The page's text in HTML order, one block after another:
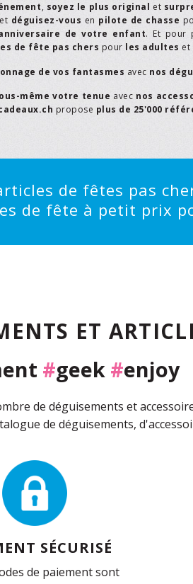
, soyez le plus original et
et déguisez-vous en pilote de chasse
de votre enfant. Et pour
de fête pas chers pour les adultes et
de vos fantasmes avec nos
même votre tenue avec nos
propose plus de 25'000
de fêtes pas
de fête à petit prix
ET
#geek #enjoy
de déguisements et
de déguisements,
SÉCURISÉ
de paiement sont